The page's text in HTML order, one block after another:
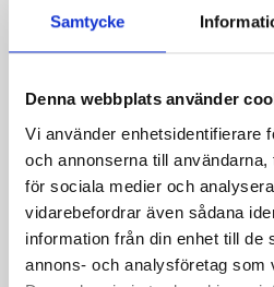
Samtycke
Denna webbplats använder
Vi använder enhetsidentifierare
och annonserna till
för sociala medier och
vidarebefordrar även sådana
information från din enhet till de
annons- och analysföretag som
Snabbgjord julpastej